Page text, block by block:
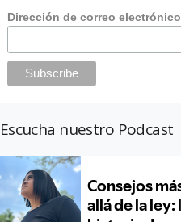
Dirección de correo electrónico
Escucha nuestro Podcast